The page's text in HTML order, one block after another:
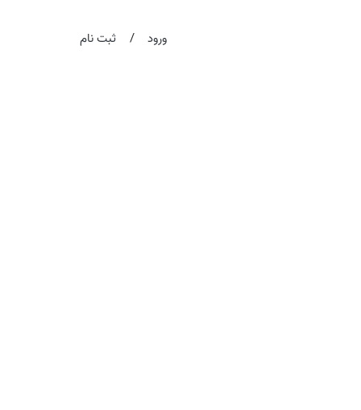
ورود / ثبت نام